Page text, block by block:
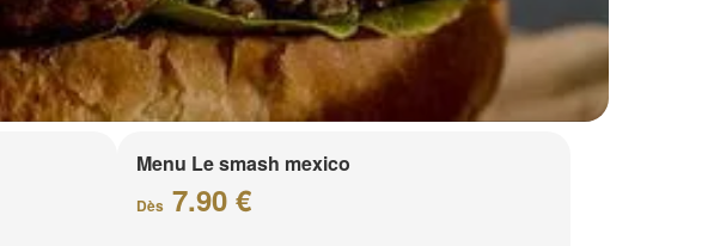
Menu Le smash mexico
Dès 7.90 €